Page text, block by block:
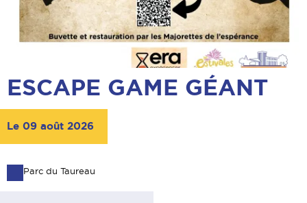
ESCAPE GAME GÉANT
Le 09 août 2026
Parc du Taureau